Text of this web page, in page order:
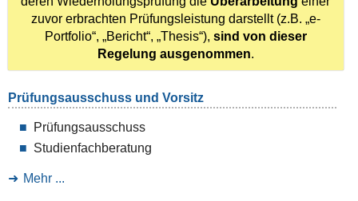
zuvor erbrachten Prüfungsleistung darstellt (z.B. „e-
Portfolio“, „Bericht“, „Thesis“), sind von dieser
Regelung ausgenommen.
Prüfungsausschuss und Vorsitz
Prüfungsausschuss
Studienfachberatung
Mehr ...